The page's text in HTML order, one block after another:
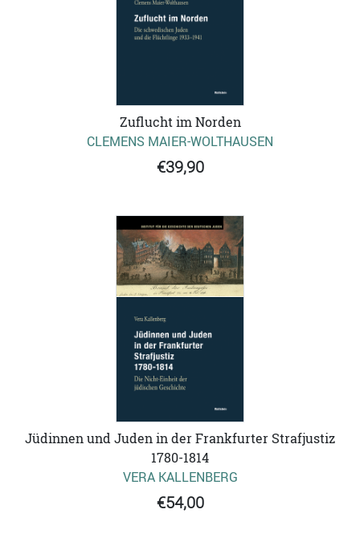
Zuflucht im Norden
CLEMENS MAIER-WOLTHAUSEN
€39,90
Jüdinnen und Juden in der Frankfurter Strafjustiz
1780-1814
VERA KALLENBERG
€54,00